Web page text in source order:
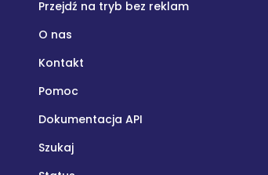
Przejdź na tryb bez reklam
O nas
Kontakt
Pomoc
Dokumentacja API
Szukaj